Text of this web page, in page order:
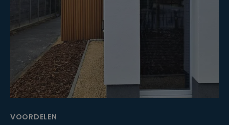
VOORDELEN